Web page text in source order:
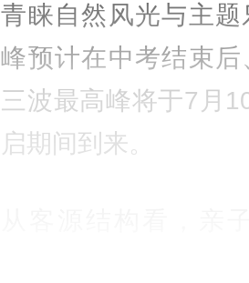
青睐自然风光与主
峰预计在中考结束
三波最高峰将于7月
启期间到来。